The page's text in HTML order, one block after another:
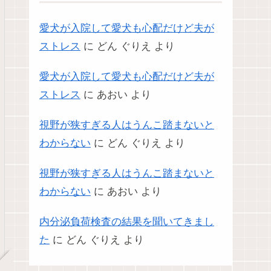
愛犬が入院して愛犬も心配だけど夫が
ストレス に どん ぐりえ より
愛犬が入院して愛犬も心配だけど夫が
ストレス に あおい より
視野が狭すぎる人はうんこ踏まないと
わからない に どん ぐりえ より
視野が狭すぎる人はうんこ踏まないと
わからない に あおい より
内分泌負荷検査の結果を聞いてきまし
た に どん ぐりえ より